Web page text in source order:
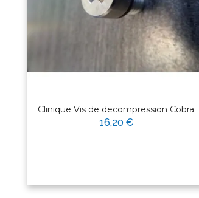
Clinique Vis de decompression Cobra
16,20 €
Bonjour ! Je suis votre expert